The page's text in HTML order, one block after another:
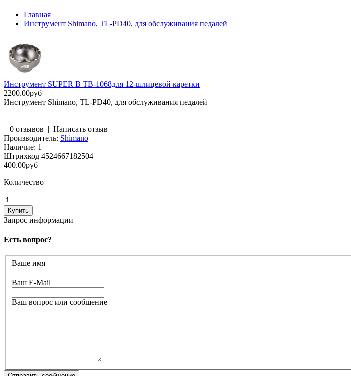
Главная
Инструмент Shimano, TL-PD40, для обслуживания педалей
Инструмент SUPER B TB-1068для 12-шлицевой каретки
2200.00руб
Инструмент Shimano, TL-PD40, для обслуживания педалей
0 отзывов | Написать отзыв
Производитель: Shimano
Наличие: 1
Штрихкод 4524667182504
400.00руб
Количество
Запрос информации
Есть вопрос?
Ваше имя
Ваш E-Mail
Ваш вопрос или сообщение